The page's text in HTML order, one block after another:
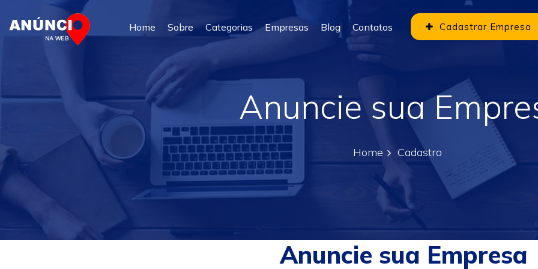
Home Sobre Categorias Empresas Blog Contatos Cadastrar Empresa
Anuncie sua
Home Cadastro
Anuncie sua Empresa